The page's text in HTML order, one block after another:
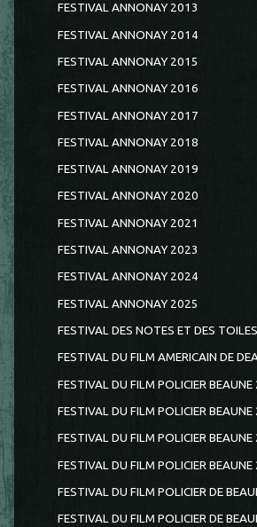
FESTIVAL ANNONAY 2013
FESTIVAL ANNONAY 2014
FESTIVAL ANNONAY 2015
FESTIVAL ANNONAY 2016
FESTIVAL ANNONAY 2017
FESTIVAL ANNONAY 2018
FESTIVAL ANNONAY 2019
FESTIVAL ANNONAY 2020
FESTIVAL ANNONAY 2021
FESTIVAL ANNONAY 2023
FESTIVAL ANNONAY 2024
FESTIVAL ANNONAY 2025
FESTIVAL DES NOTES ET DES
FESTIVAL DU FILM AMERICAIN DE
FESTIVAL DU FILM POLICIER
FESTIVAL DU FILM POLICIER
FESTIVAL DU FILM POLICIER
FESTIVAL DU FILM POLICIER
FESTIVAL DU FILM POLICIER DE
FESTIVAL DU FILM POLICIER DE